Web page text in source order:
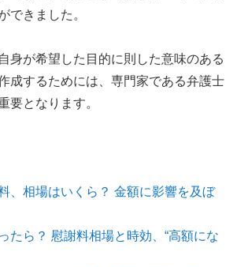
できました。
身が希望した目的に則した意味のある
成するためには、専門家である弁護士
要となります。
、相場はいくら？ 金額に影響を及ぼ
たら？ 慰謝料相場と時効、“高額にな